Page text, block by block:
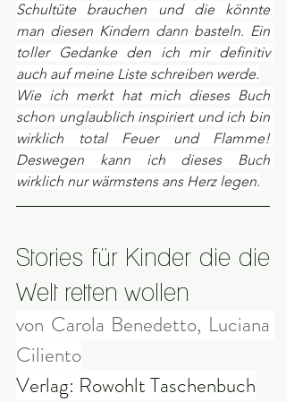
Schultüte brauchen und die könnte
man diesen Kindern dann basteln. Ein
toller Gedanke den ich mir definitiv
auch auf meine Liste schreiben werde.
Wie ich merkt hat mich dieses Buch
schon unglaublich inspiriert und ich bin
wirklich total Feuer und Flamme!
Deswegen kann ich dieses Buch
wirklich nur wärmstens ans Herz legen.
Stories für Kinder die die
Welt retten wollen
von Carola Benedetto, Luciana
Ciliento
Verlag: Rowohlt Taschenbuch